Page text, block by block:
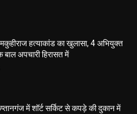
हत्याकांड का खुलासा, 4 अभियुक्त
बाल अपचारी हिरासत में
में शॉर्ट सर्किट से कपड़े की दुकान में